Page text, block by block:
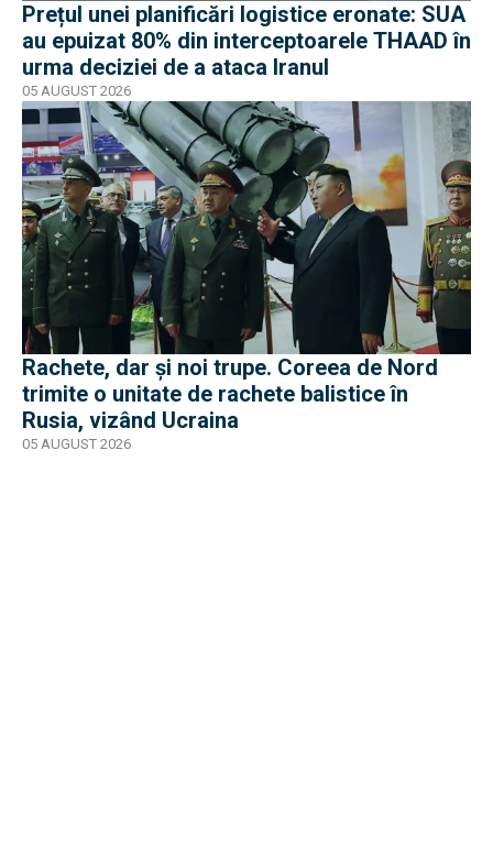
Prețul unei planificări logistice eronate: SUA
au epuizat 80% din interceptoarele THAAD în
urma deciziei de a ataca Iranul
05 AUGUST 2026
Rachete, dar și noi trupe. Coreea de Nord
trimite o unitate de rachete balistice în
Rusia, vizând Ucraina
05 AUGUST 2026